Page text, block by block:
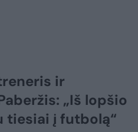
ir
„Iš lopšio
tiesiai į futbolą“